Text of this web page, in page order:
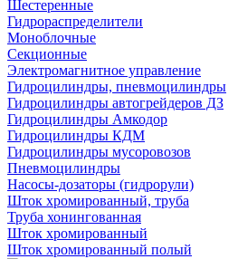
Шестеренные
Гидрораспределители
Моноблочные
Секционные
Электромагнитное управление
Гидроцилиндры, пневмоцилиндры
Гидроцилиндры автогрейдеров ДЗ
Гидроцилиндры Амкодор
Гидроцилиндры КДМ
Гидроцилиндры мусоровозов
Пневмоцилиндры
Насосы-дозаторы (гидрорули)
Шток хромированный, труба
Труба хонингованная
Шток хромированный
Шток хромированный полый